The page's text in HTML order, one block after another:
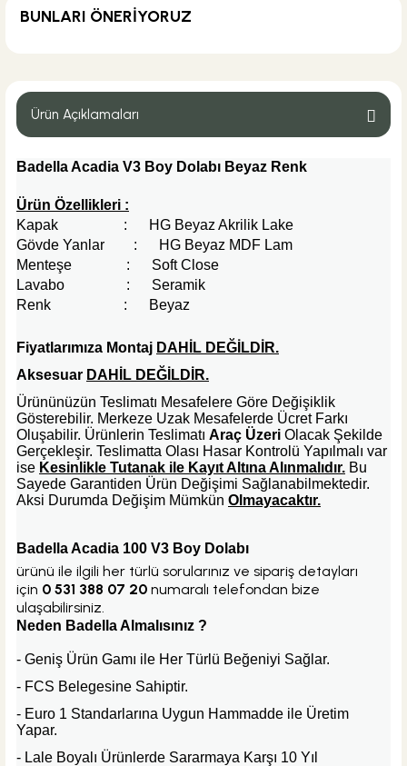
BUNLARI ÖNERİYORUZ
4.600,00 TL
Sepete Ekle
KARGO BEDAVA
Hansgrohe
Hansgrohe Focus 100 Lavabo Bataryası
11.952,00 TL %40
7.171,20 TL
Sepete Ekle
Ürün Açıklamaları
Badella Acadia V3 Boy Dolabı Beyaz Renk
Ürün Özellikleri :
Kapak : HG Beyaz Akrilik Lake
Gövde Yanlar : HG Beyaz MDF Lam
Menteşe : Soft Close
Lavabo : Seramik
Renk : Beyaz
Fiyatlarımıza Montaj DAHİL DEĞİLDİR.
Aksesuar DAHİL DEĞİLDİR.
Ürününüzün Teslimatı Mesafelere Göre Değişiklik
Gösterebilir. Merkeze Uzak Mesafelerde Ücret Farkı
Oluşabilir. Ürünlerin Teslimatı Araç Üzeri Olacak Şekilde
Gerçekleşir. Teslimatta Olası Hasar Kontrolü Yapılmalı var
ise Kesinlikle Tutanak ile Kayıt Altına Alınmalıdır. Bu
Sayede Garantiden Ürün Değişimi Sağlanabilmektedir.
Aksi Durumda Değişim Mümkün Olmayacaktır.
Badella Acadia 100 V3 Boy Dolabı
ürünü ile ilgili her türlü sorularınız ve sipariş detayları
için 0 531 388 07 20 numaralı telefondan bize
ulaşabilirsiniz.
Neden Badella Almalısınız ?
- Geniş Ürün Gamı ile Her Türlü Beğeniyi Sağlar.
- FCS Belegesine Sahiptir.
- Euro 1 Standarlarına Uygun Hammadde ile Üretim
Yapar.
- Lale Boyalı Ürünlerde Sararmaya Karşı 10 Yıl